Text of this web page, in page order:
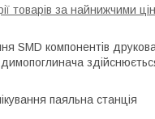
товарів за найнижчими
SMD компонентів
паяльна станція